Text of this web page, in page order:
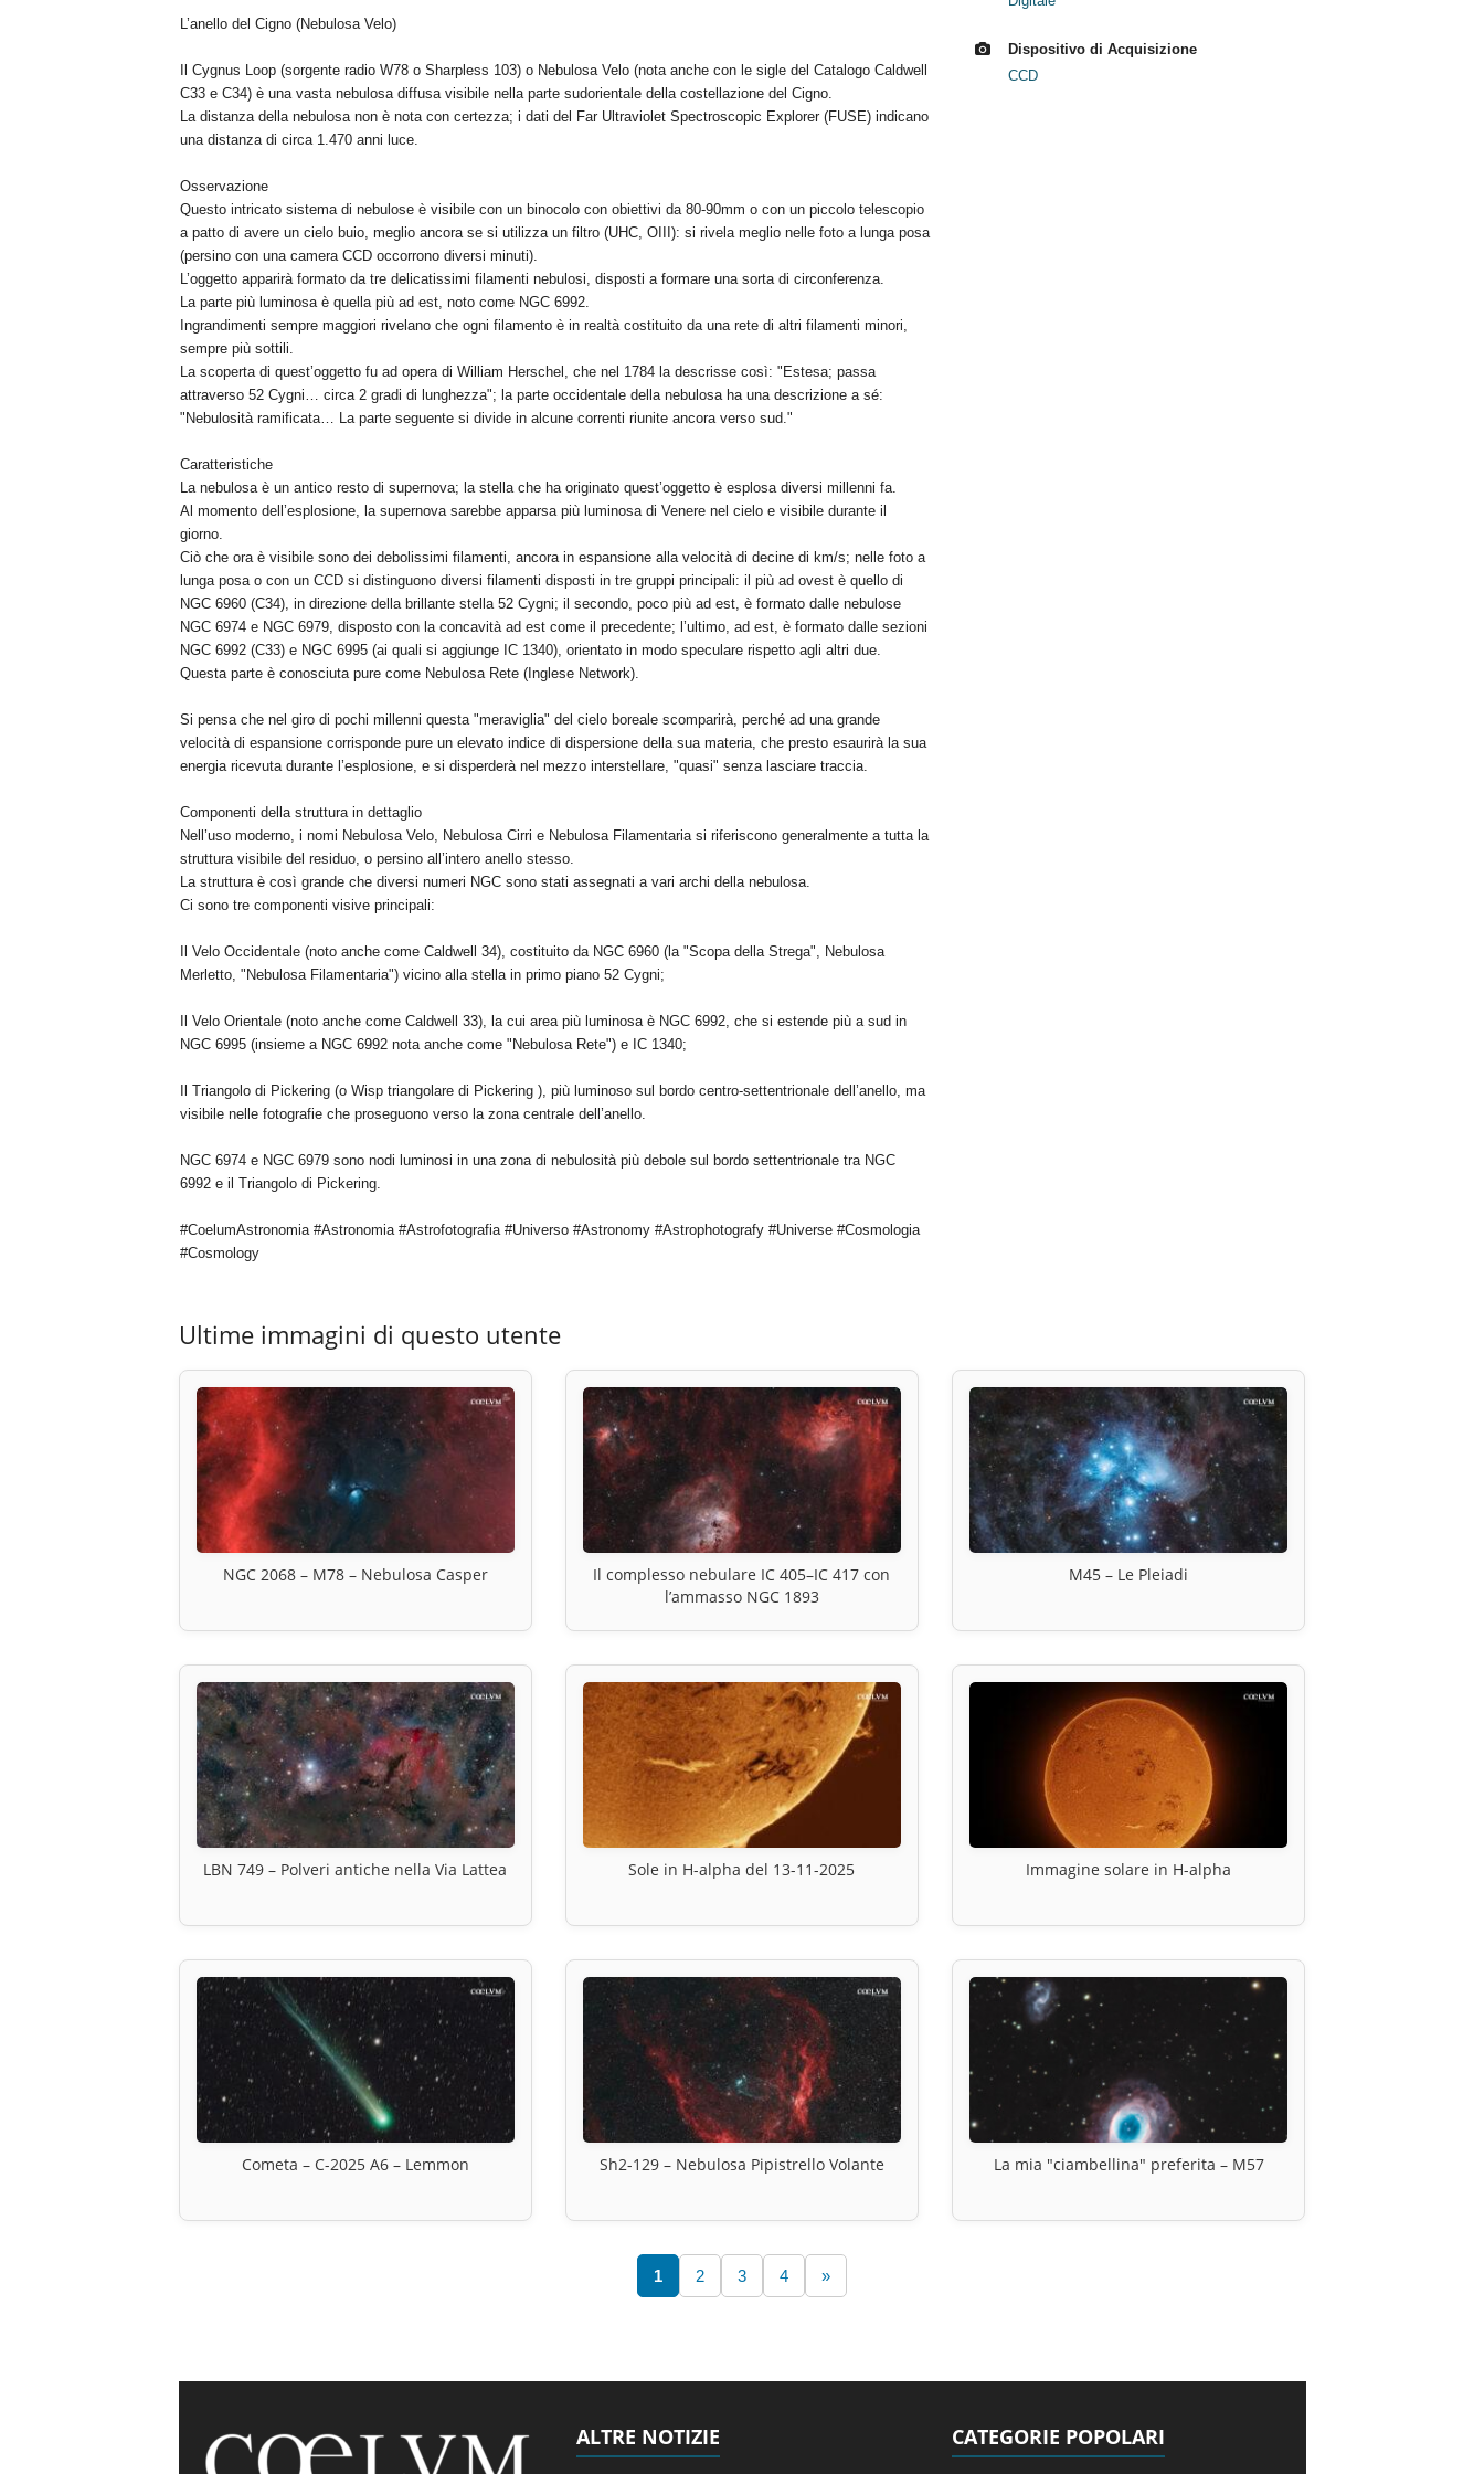
L’anello del Cigno (Nebulosa Velo)
Il Cygnus Loop (sorgente radio W78 o Sharpless 103) o Nebulosa Velo (nota anche con le sigle del Catalogo Caldwell
C33 e C34) è una vasta nebulosa diffusa visibile nella parte sudorientale della costellazione del Cigno.
La distanza della nebulosa non è nota con certezza; i dati del Far Ultraviolet Spectroscopic Explorer (FUSE) indicano
una distanza di circa 1.470 anni luce.
Osservazione
Questo intricato sistema di nebulose è visibile con un binocolo con obiettivi da 80-90mm o con un piccolo telescopio
a patto di avere un cielo buio, meglio ancora se si utilizza un filtro (UHC, OIII): si rivela meglio nelle foto a lunga posa
(persino con una camera CCD occorrono diversi minuti).
L’oggetto apparirà formato da tre delicatissimi filamenti nebulosi, disposti a formare una sorta di circonferenza.
La parte più luminosa è quella più ad est, noto come NGC 6992.
Ingrandimenti sempre maggiori rivelano che ogni filamento è in realtà costituito da una rete di altri filamenti minori,
sempre più sottili.
La scoperta di quest’oggetto fu ad opera di William Herschel, che nel 1784 la descrisse così: "Estesa; passa
attraverso 52 Cygni… circa 2 gradi di lunghezza"; la parte occidentale della nebulosa ha una descrizione a sé:
"Nebulosità ramificata… La parte seguente si divide in alcune correnti riunite ancora verso sud."
Caratteristiche
La nebulosa è un antico resto di supernova; la stella che ha originato quest’oggetto è esplosa diversi millenni fa.
Al momento dell’esplosione, la supernova sarebbe apparsa più luminosa di Venere nel cielo e visibile durante il
giorno.
Ciò che ora è visibile sono dei debolissimi filamenti, ancora in espansione alla velocità di decine di km/s; nelle foto a
lunga posa o con un CCD si distinguono diversi filamenti disposti in tre gruppi principali: il più ad ovest è quello di
NGC 6960 (C34), in direzione della brillante stella 52 Cygni; il secondo, poco più ad est, è formato dalle nebulose
NGC 6974 e NGC 6979, disposto con la concavità ad est come il precedente; l’ultimo, ad est, è formato dalle sezioni
NGC 6992 (C33) e NGC 6995 (ai quali si aggiunge IC 1340), orientato in modo speculare rispetto agli altri due.
Questa parte è conosciuta pure come Nebulosa Rete (Inglese Network).
Si pensa che nel giro di pochi millenni questa "meraviglia" del cielo boreale scomparirà, perché ad una grande
velocità di espansione corrisponde pure un elevato indice di dispersione della sua materia, che presto esaurirà la sua
energia ricevuta durante l’esplosione, e si disperderà nel mezzo interstellare, "quasi" senza lasciare traccia.
Componenti della struttura in dettaglio
Nell’uso moderno, i nomi Nebulosa Velo, Nebulosa Cirri e Nebulosa Filamentaria si riferiscono generalmente a tutta la
struttura visibile del residuo, o persino all’intero anello stesso.
La struttura è così grande che diversi numeri NGC sono stati assegnati a vari archi della nebulosa.
Ci sono tre componenti visive principali:
Il Velo Occidentale (noto anche come Caldwell 34), costituito da NGC 6960 (la "Scopa della Strega", Nebulosa
Merletto, "Nebulosa Filamentaria") vicino alla stella in primo piano 52 Cygni;
Il Velo Orientale (noto anche come Caldwell 33), la cui area più luminosa è NGC 6992, che si estende più a sud in
NGC 6995 (insieme a NGC 6992 nota anche come "Nebulosa Rete") e IC 1340;
Il Triangolo di Pickering (o Wisp triangolare di Pickering ), più luminoso sul bordo centro-settentrionale dell’anello, ma
visibile nelle fotografie che proseguono verso la zona centrale dell’anello.
NGC 6974 e NGC 6979 sono nodi luminosi in una zona di nebulosità più debole sul bordo settentrionale tra NGC
6992 e il Triangolo di Pickering.
#CoelumAstronomia #Astronomia #Astrofotografia #Universo #Astronomy #Astrophotografy #Universe #Cosmologia
#Cosmology
Dispositivo di Acquisizione
CCD
Ultime immagini di questo utente
NGC 2068 – M78 – Nebulosa Casper
Il complesso nebulare IC 405–IC 417 con
l’ammasso NGC 1893
M45 – Le Pleiadi
LBN 749 – Polveri antiche nella Via Lattea Sole in H-alpha del 13-11-2025 Immagine solare in H-alpha
Cometa – C-2025 A6 – Lemmon Sh2-129 – Nebulosa Pipistrello Volante La mia "ciambellina" preferita – M57
1 2 3 4 »
ALTRE NOTIZIE CATEGORIE POPOLARI